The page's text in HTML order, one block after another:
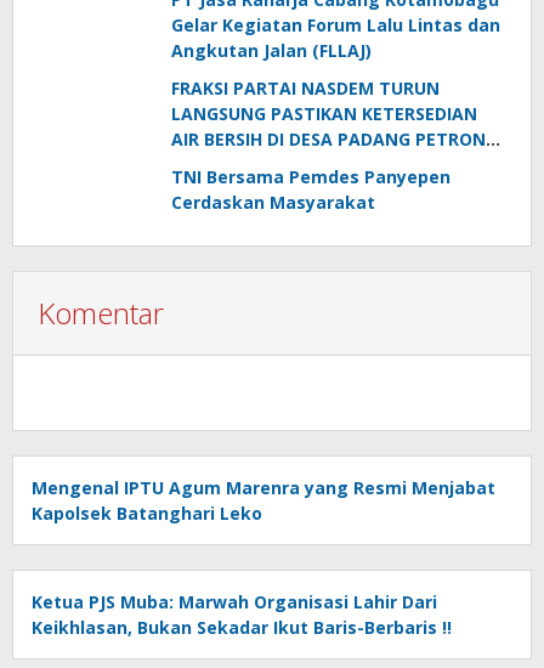
Gelar Kegiatan Forum Lalu Lintas dan
Angkutan Jalan (FLLAJ)
FRAKSI PARTAI NASDEM TURUN
LANGSUNG PASTIKAN KETERSEDIAN
AIR BERSIH DI DESA PADANG PETRON
DI MUSIM KEMARAU
TNI Bersama Pemdes Panyepen
Cerdaskan Masyarakat
Komentar
Mengenal IPTU Agum Marenra yang Resmi Menjabat
Kapolsek Batanghari Leko
Ketua PJS Muba: Marwah Organisasi Lahir Dari
Keikhlasan, Bukan Sekadar Ikut Baris-Berbaris !!